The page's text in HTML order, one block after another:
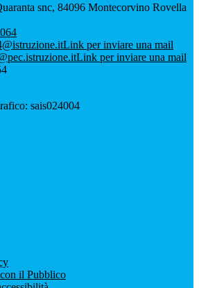
snc, 84096 Montecorvino Rovella
Link per inviare una mail
Link per inviare una mail
sais024004
il Pubblico